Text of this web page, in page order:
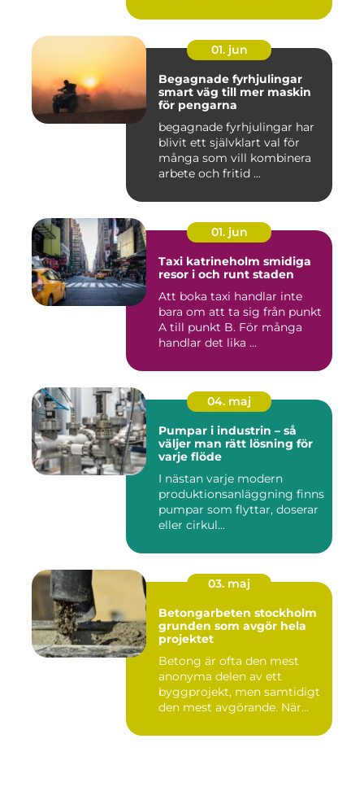
01. jun
Begagnade fyrhjulingar
smart väg till mer maskin
för pengarna
begagnade fyrhjulingar har
blivit ett självklart val för
många som vill kombinera
arbete och fritid ...
01. jun
Taxi katrineholm smidiga
resor i och runt staden
Att boka taxi handlar inte
bara om att ta sig från punkt
A till punkt B. För många
handlar det lika ...
04. maj
Pumpar i industrin – så
väljer man rätt lösning för
varje flöde
I nästan varje modern
produktionsanläggning finns
pumpar som flyttar, doserar
eller cirkul...
03. maj
Betongarbeten stockholm
grunden som avgör hela
projektet
Betong är ofta den mest
anonyma delen av ett
byggprojekt, men samtidigt
den mest avgörande. När